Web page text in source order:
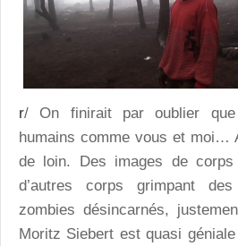
r/
On finirait par oublier
humains comme vous et moi…
de loin. Des images de
d’autres corps grimpant
zombies désincarnés,
Moritz Siebert est quasi